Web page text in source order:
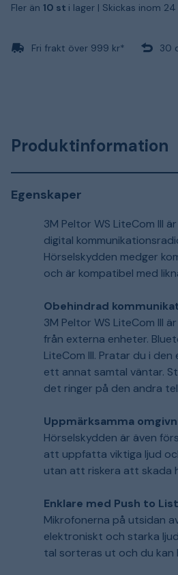
Fler än 10 st i lager | Skickas inom
Fri frakt över 999 kr* 30
Produktinformation
Egenskaper
3M Peltor WS LiteCom III
digital
Hörselskydden medger
och är kompatibel med
Obehindrad
3M Peltor WS LiteCom III
från externa enheter.
LiteCom III. Pratar du i
ett annat samtal väntar.
det ringer på den andra
Uppmärksamma
Hörselskydden är även
att uppfatta viktiga ljud
utan att riskera att skada
Enklare med Push to
Mikrofonerna på utsidan
elektroniskt och starka
tal sorteras ut och du kan